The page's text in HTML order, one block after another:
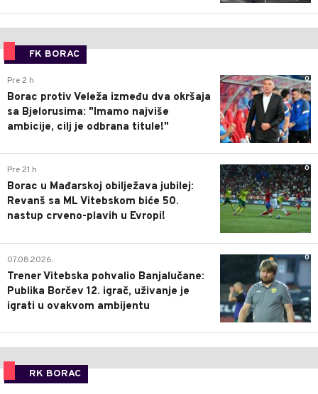
FK BORAC
0
Pre 2 h
Borac protiv Veleža između dva okršaja
sa Bjelorusima: "Imamo najviše
ambicije, cilj je odbrana titule!"
0
Pre 21 h
Borac u Mađarskoj obilježava jubilej:
Revanš sa ML Vitebskom biće 50.
nastup crveno-plavih u Evropi!
0
07.08.2026.
Trener Vitebska pohvalio Banjalučane:
Publika Borčev 12. igrač, uživanje je
igrati u ovakvom ambijentu
RK BORAC